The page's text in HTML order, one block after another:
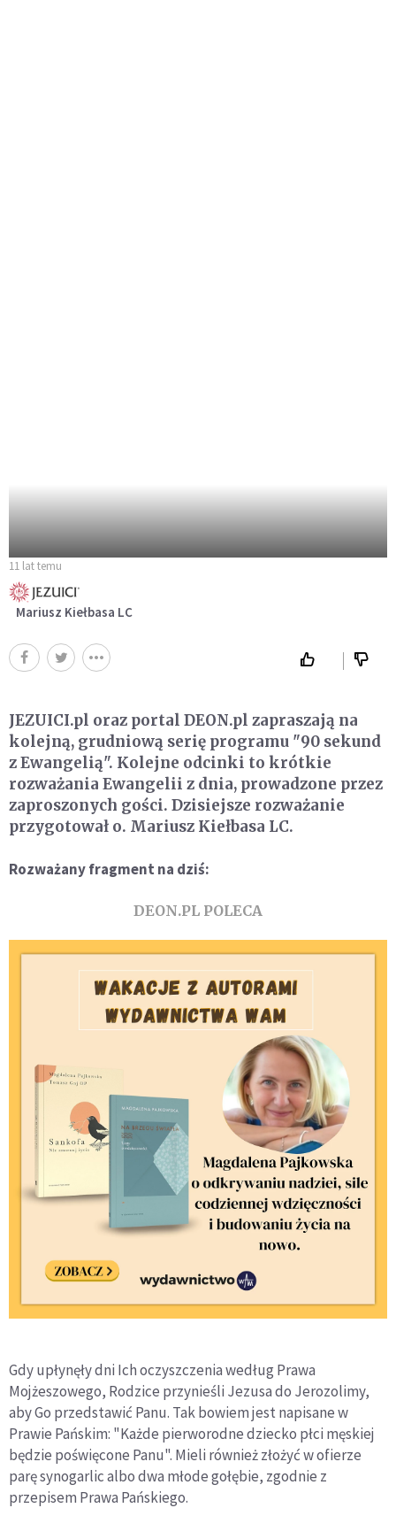
11 lat temu
Mariusz Kiełbasa LC
JEZUICI.pl oraz portal DEON.pl zapraszają na
kolejną, grudniową serię programu "90 sekund
z Ewangelią". Kolejne odcinki to krótkie
rozważania Ewangelii z dnia, prowadzone przez
zaproszonych gości. Dzisiejsze rozważanie
przygotował o. Mariusz Kiełbasa LC.
Rozważany fragment na dziś:
DEON.PL POLECA
Gdy upłynęły dni Ich oczyszczenia według Prawa
Mojżeszowego, Rodzice przynieśli Jezusa do Jerozolimy,
aby Go przedstawić Panu. Tak bowiem jest napisane w
Prawie Pańskim: "Każde pierworodne dziecko płci męskiej
będzie poświęcone Panu". Mieli również złożyć w ofierze
parę synogarlic albo dwa młode gołębie, zgodnie z
przepisem Prawa Pańskiego.